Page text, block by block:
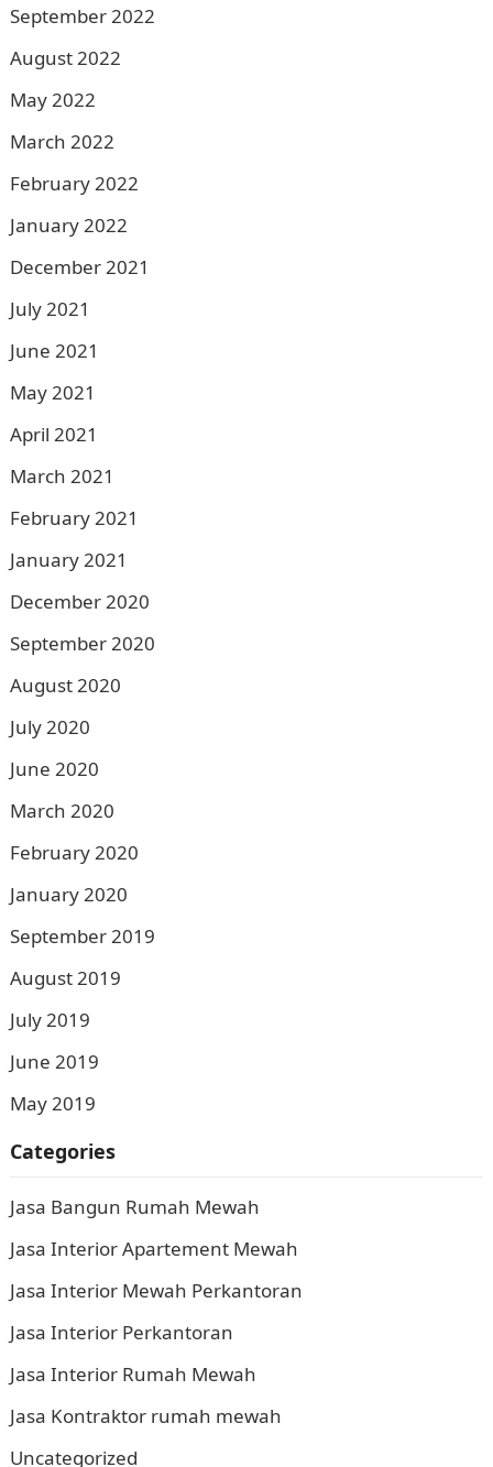
September 2022
August 2022
May 2022
March 2022
February 2022
January 2022
December 2021
July 2021
June 2021
May 2021
April 2021
March 2021
February 2021
January 2021
December 2020
September 2020
August 2020
July 2020
June 2020
March 2020
February 2020
January 2020
September 2019
August 2019
July 2019
June 2019
May 2019
Categories
Jasa Bangun Rumah Mewah
Jasa Interior Apartement Mewah
Jasa Interior Mewah Perkantoran
Jasa Interior Perkantoran
Jasa Interior Rumah Mewah
Jasa Kontraktor rumah mewah
Uncategorized